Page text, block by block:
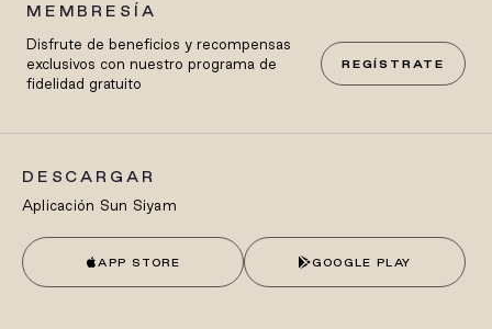
MEMBRESÍA
Disfrute de beneficios y recompensas
exclusivos con nuestro programa de
fidelidad gratuito
REGÍSTRATE
DESCARGAR
Aplicación Sun Siyam
APP STORE GOOGLE PLAY